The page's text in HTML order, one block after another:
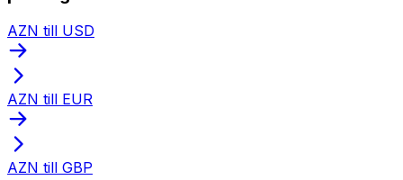
AZN till USD
AZN till EUR
AZN till GBP